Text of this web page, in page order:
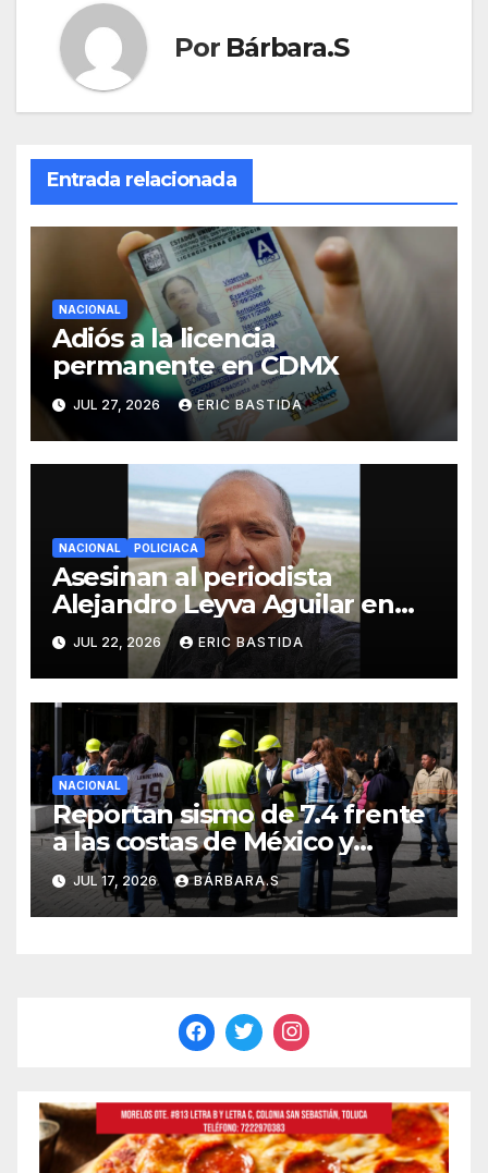
Por Bárbara.S
Entrada relacionada
NACIONAL
Adiós a la licencia
permanente en CDMX
JUL 27, 2026 ERIC BASTIDA
NACIONAL POLICIACA
Asesinan al periodista
Alejandro Leyva Aguilar en
Oaxaca mientras desayunaba
JUL 22, 2026 ERIC BASTIDA
NACIONAL
Reportan sismo de 7.4 frente
a las costas de México y
Guatemala
JUL 17, 2026 BÁRBARA.S